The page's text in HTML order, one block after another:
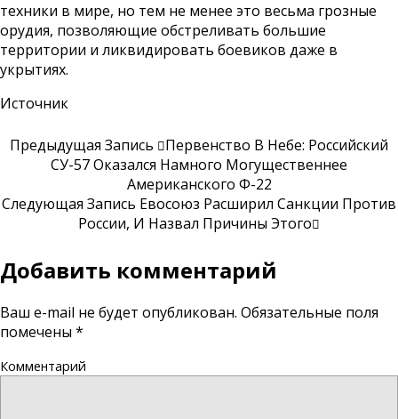
техники в мире, но тем не менее это весьма грозные
орудия, позволяющие обстреливать большие
территории и ликвидировать боевиков даже в
укрытиях.
Источник
Предыдущая Запись
Первенство В Небе: Российский
СУ-57 Оказался Намного Могущественнее
Американского Ф-22
Следующая Запись Евосоюз Расширил Санкции Против
России, И Назвал Причины Этого
Добавить комментарий
Ваш e-mail не будет опубликован. Обязательные поля
помечены *
Комментарий